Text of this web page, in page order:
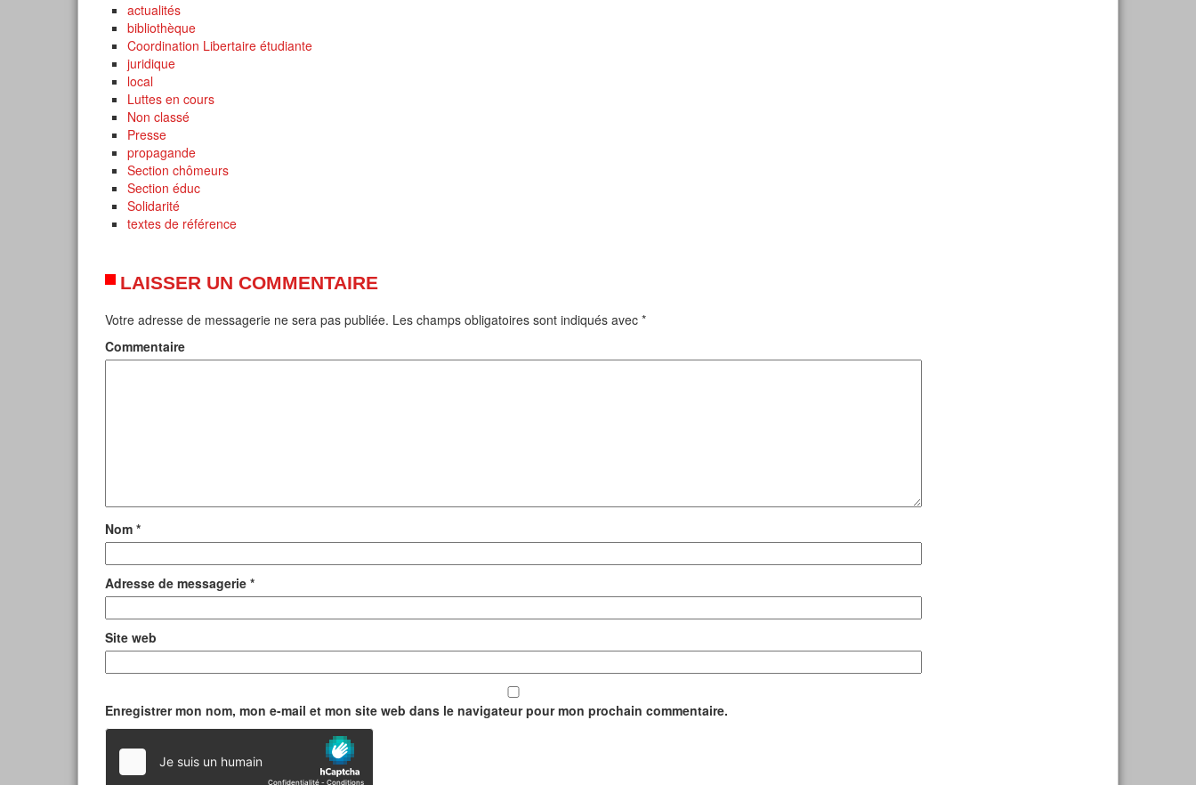
actualités
bibliothèque
Coordination Libertaire étudiante
juridique
local
Luttes en cours
Non classé
Presse
propagande
Section chômeurs
Section éduc
Solidarité
textes de référence
LAISSER UN COMMENTAIRE
Votre adresse de messagerie ne sera pas publiée. Les champs obligatoires sont indiqués avec *
Commentaire
Nom *
Adresse de messagerie *
Site web
Enregistrer mon nom, mon e-mail et mon site web dans le navigateur pour mon prochain commentaire.